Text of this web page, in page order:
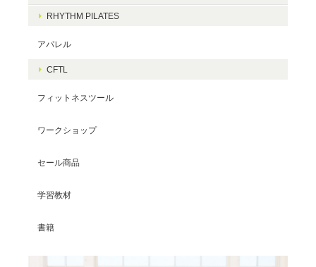
RHYTHM PILATES
アパレル
CFTL
フィットネスツール
ワークショップ
セール商品
学習教材
書籍